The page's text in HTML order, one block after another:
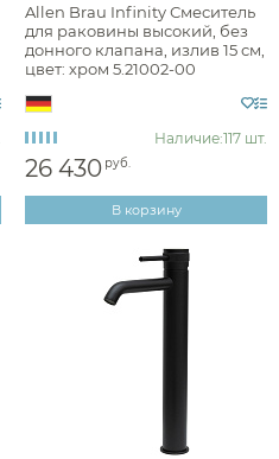
Allen Brau Infinity Смеситель
для раковины высокий, без
донного клапана, излив 15 см,
цвет: хром 5.21002-00
Наличие:117 шт.
26 430 руб.
В корзину